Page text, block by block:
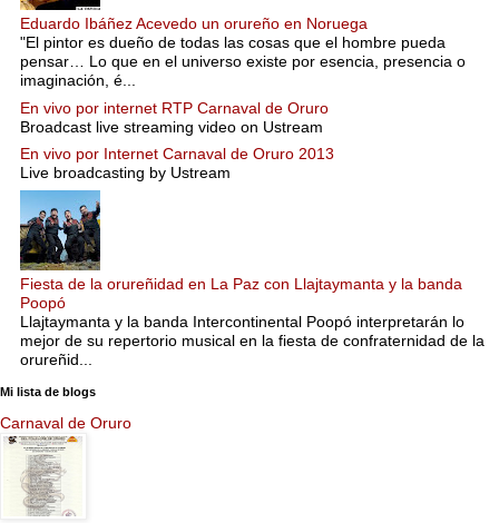
Eduardo Ibáñez Acevedo un orureño en Noruega
"El pintor es dueño de todas las cosas que el hombre pueda
pensar… Lo que en el universo existe por esencia, presencia o
imaginación, é...
En vivo por internet RTP Carnaval de Oruro
Broadcast live streaming video on Ustream
En vivo por Internet Carnaval de Oruro 2013
Live broadcasting by Ustream
Fiesta de la orureñidad en La Paz con Llajtaymanta y la banda
Poopó
Llajtaymanta y la banda Intercontinental Poopó interpretarán lo
mejor de su repertorio musical en la fiesta de confraternidad de la
orureñid...
Mi lista de blogs
Carnaval de Oruro